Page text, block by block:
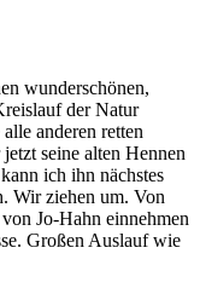
wunderschönen,
der Natur
anderen retten
seine alten Hennen
ich ihn nächstes
Wir ziehen um. Von
Jo-Hahn einnehmen
Großen Auslauf wie